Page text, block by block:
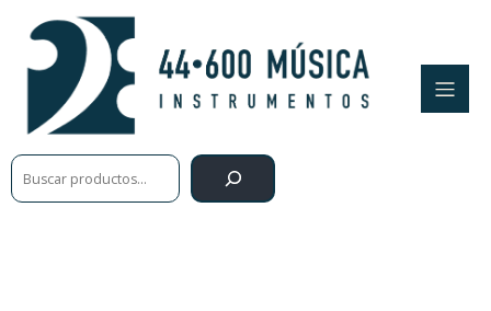
Buscar